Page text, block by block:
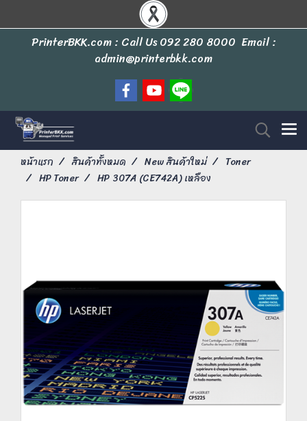
PrinterBKK.com : Call Us092 280 8000 Email :
admin@printerbkk.com
หน้าแรก สินค้าทั้งหมด New สินค้าใหม่
Toner
HP Toner
HP 307A (CE742A) เหลือง